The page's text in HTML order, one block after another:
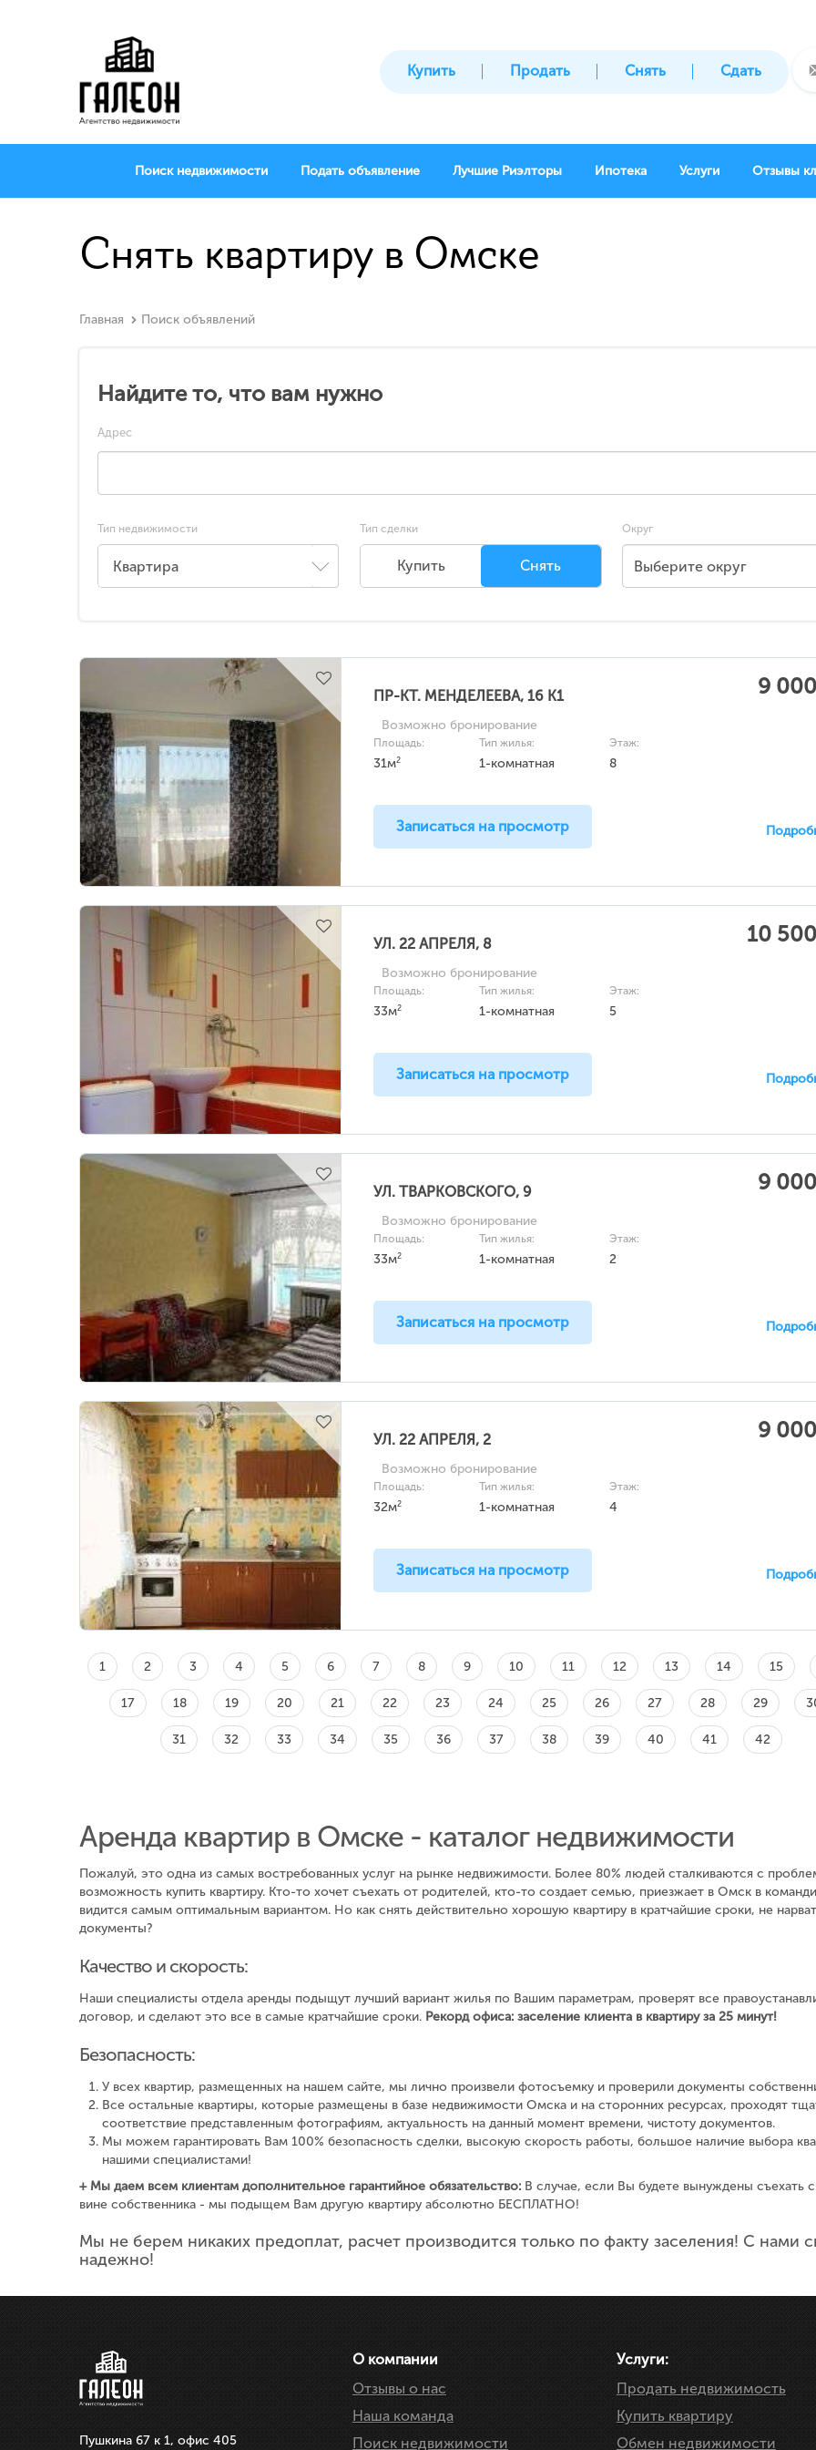
Купить Продать Снять Сдать
Поиск недвижимости Подать объявление Лучшие Риэлторы Ипотека Услуги Отзывы
Снять квартиру в Омске
Главная Поиск объявлений
Найдите то, что вам нужно
Адрес
Тип недвижимости Тип сделки
Купить Снять
Округ
Выберите округ
9
ПР-КТ. МЕНДЕЛЕЕВА, 16 К1
Возможно бронирование
Площадь:
31м2
Тип жилья:
1-комнатная
Этаж:
8
Записаться на просмотр
10
УЛ. 22 АПРЕЛЯ, 8
Возможно бронирование
Площадь:
33м2
Тип жилья:
1-комнатная
Этаж:
5
Записаться на просмотр
9
УЛ. ТВАРКОВСКОГО, 9
Возможно бронирование
Площадь:
33м2
Тип жилья:
1-комнатная
Этаж:
2
Записаться на просмотр
9
УЛ. 22 АПРЕЛЯ, 2
Возможно бронирование
Площадь:
32м2
Тип жилья:
1-комнатная
Этаж:
4
Записаться на просмотр
1 2 3 4 5 6 7 8 9 10 11 12 13 14 15
17 18 19 20 21 22 23 24 25 26 27 28 29
31 32 33 34 35 36 37 38 39 40 41 42
Аренда квартир в Омске - каталог недвижимости
Пожалуй, это одна из самых востребованных услуг на рынке недвижимости. Более 80% людей сталкиваются с
возможность купить квартиру. Кто-то хочет съехать от родителей, кто-то создает семью, приезжает в Омск в
видится самым оптимальным вариантом. Но как снять действительно хорошую квартиру в кратчайшие сроки, не
документы?
Качество и скорость:
Наши специалисты отдела аренды подыщут лучший вариант жилья по Вашим параметрам, проверят все
договор, и сделают это все в самые кратчайшие сроки. Рекорд офиса: заселение клиента в квартиру за 25 минут!
Безопасность:
У всех квартир, размещенных на нашем сайте, мы лично произвели фотосъемку и проверили документы
Все остальные квартиры, которые размещены в базе недвижимости Омска и на сторонних ресурсах, проходят
соответствие представленным фотографиям, актуальность на данный момент времени, чистоту документов.
Мы можем гарантировать Вам 100% безопасность сделки, высокую скорость работы, большое наличие выбора
нашими специалистами!
+ Мы даем всем клиентам дополнительное гарантийное обязательство: В случае, если Вы будете вынуждены съехать
вине собственника - мы подыщем Вам другую квартиру абсолютно БЕСПЛАТНО!
Мы не берем никаких предоплат, расчет производится только по факту заселения! С нами
надежно!
Пушкина 67 к 1, офис 405
О компании
Отзывы о нас
Наша команда
Поиск недвижимости
Услуги:
Продать недвижимость
Купить квартиру
Обмен недвижимости